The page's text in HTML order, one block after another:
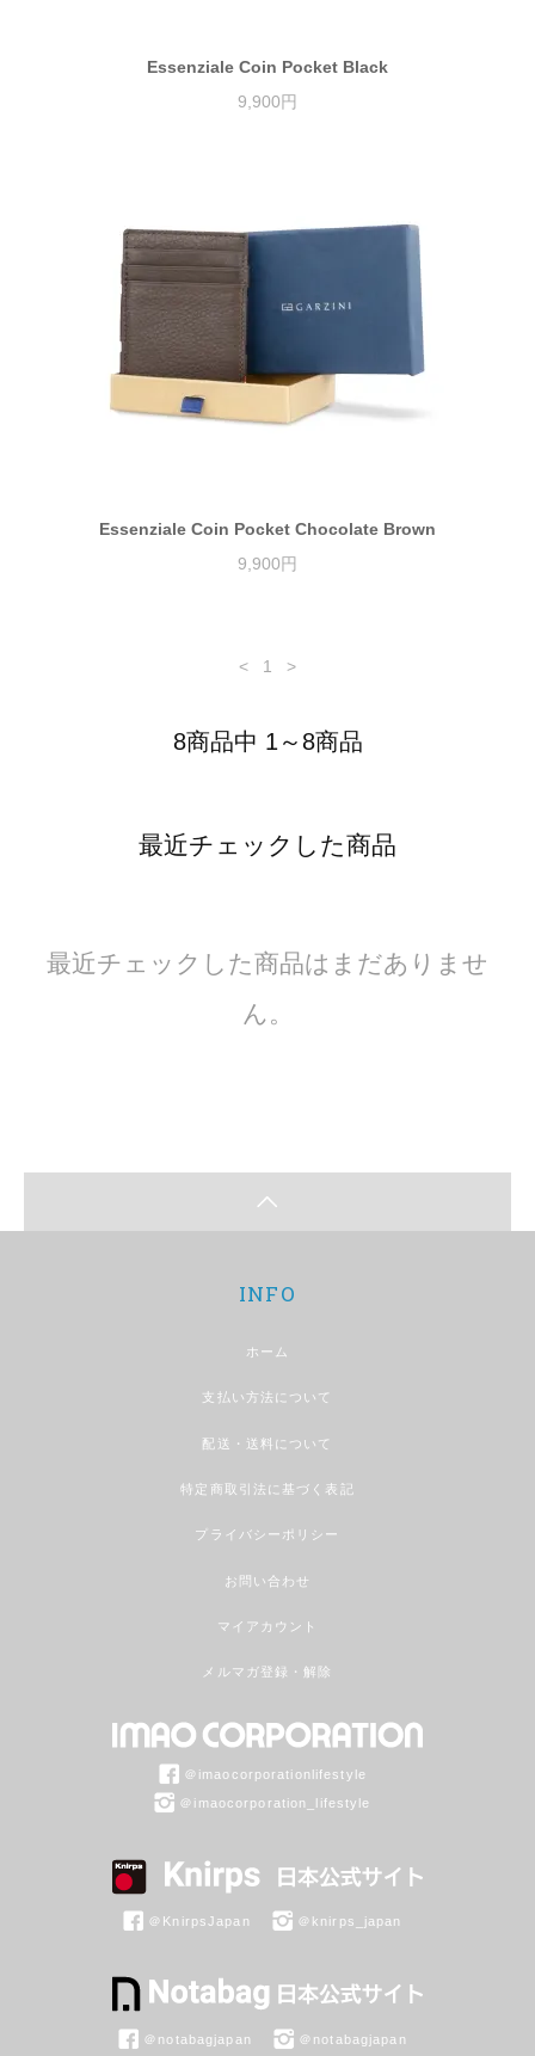
Essenziale Coin Pocket Black
9,900円
Essenziale Coin Pocket Chocolate Brown
9,900円
< 1 >
8商品中 1～8商品
最近チェックした商品
最近チェックした商品はまだありませ
ん。
INFO
ホーム
支払い方法について
配送・送料について
特定商取引法に基づく表記
プライバシーポリシー
お問い合わせ
マイアカウント
メルマガ登録・解除
＠imaocorporationlifestyle
＠imaocorporation_lifestyle
＠KnirpsJapan ＠knirps_japan
＠notabagjapan ＠notabagjapan